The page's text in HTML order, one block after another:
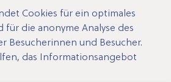
Cookies für ein optimales
die anonyme Analyse des
Besucherinnen und Besucher.
das Informationsangebot
SV-Träger